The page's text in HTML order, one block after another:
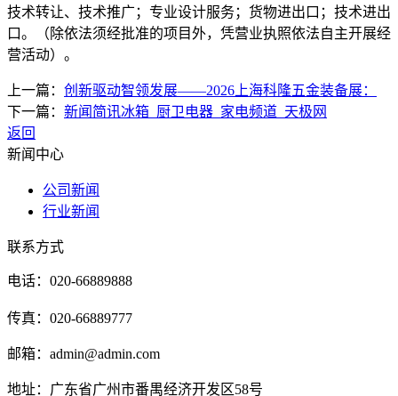
技术转让、技术推广；专业设计服务；货物进出口；技术进出
口。（除依法须经批准的项目外，凭营业执照依法自主开展经
营活动）。
上一篇： 创新驱动智领发展——2026上海科隆五金装备展：
下一篇： 新闻简讯冰箱_厨卫电器_家电频道_天极网
返回
新闻中心
公司新闻
行业新闻
联系方式
电话：020-66889888
传真：020-66889777
邮箱：admin@admin.com
地址：广东省广州市番禺经济开发区58号